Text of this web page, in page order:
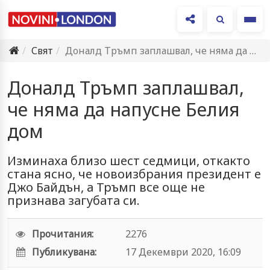
Свят
Доналд Тръмп заплашвал, че няма да напусне Белия дом
Доналд Тръмп заплашвал,
че няма да напусне Белия
дом
Изминаха близо шест седмици, откакто
стана ясно, че новоизбрания президент е
Джо Байдън, а Тръмп все още не
признава загубата си.
Прочитания:
2276
Публикувана:
17 Декември 2020, 16:09